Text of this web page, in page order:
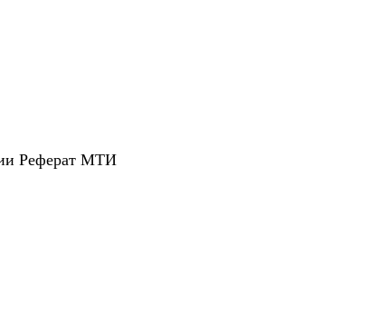
Реферат МТИ